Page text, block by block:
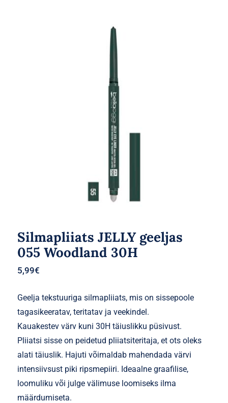
Silmapliiats JELLY geeljas
055 Woodland 30H
5,99€
Geelja tekstuuriga silmapliiats, mis on sissepoole
tagasikeeratav, teritatav ja veekindel.
Kauakestev värv kuni 30H täiuslikku püsivust.
Pliiatsi sisse on peidetud pliiatsiteritaja, et ots oleks
alati täiuslik. Hajuti võimaldab mahendada värvi
intensiivsust piki ripsmepiiri. Ideaalne graafilise,
loomuliku või julge välimuse loomiseks ilma
määrdumiseta.